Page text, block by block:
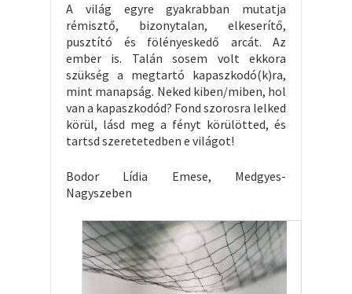
A világ egyre gyakrabban mutatja
rémisztő, bizonytalan, elkeserítő,
pusztító és fölényeskedő arcát. Az
ember is. Talán sosem volt ekkora
szükség a megtartó kapaszkodó(k)ra,
mint manapság. Neked kiben/miben, hol
van a kapaszkodód? Fond szorosra lelked
körül, lásd meg a fényt körülötted, és
tartsd szeretetedben e világot!
Bodor Lídia Emese, Medgyes-
Nagyszeben